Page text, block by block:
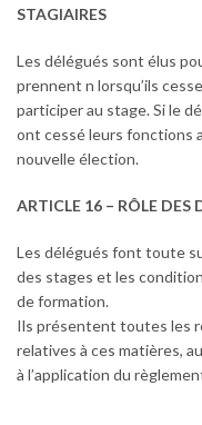
STAGIAIRES
Les délégués sont élus
prennent n lorsqu’ils
participer au stage. Si le
ont cessé leurs fonctions
nouvelle élection.
ARTICLE 16 – RÔLE DES
Les délégués font toute
des stages et les
de formation.
Ils présentent toutes les
relatives à ces matières,
à l’application du